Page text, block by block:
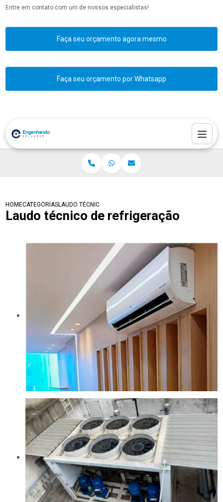
Entre em contato com um de nossos especialistas!
Faça seu orçamento agora mesmo
Faça seu orçamento por Whatsapp
HOMECATEGORIASLAUDO TÉCNICO DE REFRIGERAÇÃO
Laudo técnico de refrigeração